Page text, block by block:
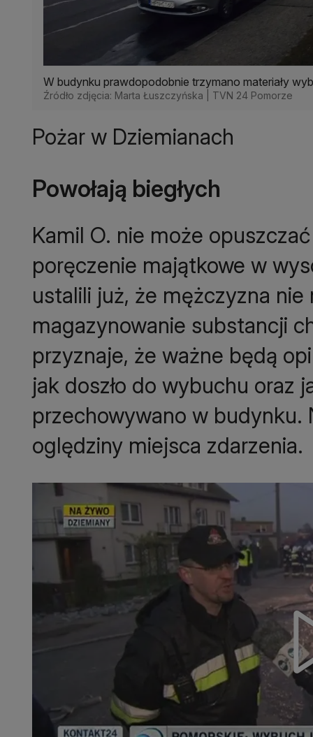
W budynku prawdopodobnie trzymano materiały
Źródło zdjęcia: Marta Łuszczyńska | TVN 24 Pomorze
Pożar w Dziemianach
Powołają biegłych
Kamil O. nie może
poręczenie majątkowe w
ustalili już, że mężczyzna nie
magazynowanie substancji
przyznaje, że ważne będą
jak doszło do wybuchu oraz
przechowywano w budynku.
oględziny miejsca zdarzenia.